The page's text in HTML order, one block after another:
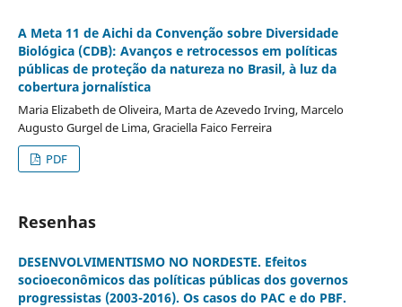
A Meta 11 de Aichi da Convenção sobre Diversidade
Biológica (CDB): Avanços e retrocessos em políticas
públicas de proteção da natureza no Brasil, à luz da
cobertura jornalística
Maria Elizabeth de Oliveira, Marta de Azevedo Irving, Marcelo
Augusto Gurgel de Lima, Graciella Faico Ferreira
PDF
Resenhas
DESENVOLVIMENTISMO NO NORDESTE. Efeitos
socioeconômicos das políticas públicas dos governos
progressistas (2003-2016). Os casos do PAC e do PBF.